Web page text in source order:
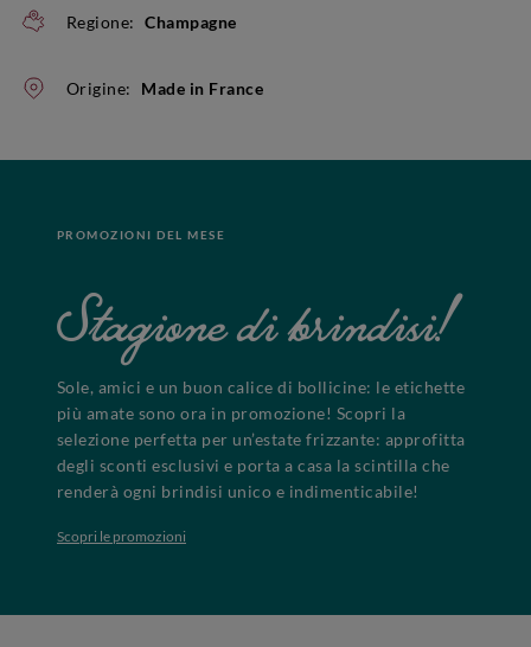
Regione: Champagne
Origine: Made in France
PROMOZIONI DEL MESE
Stagione di brindisi!
Sole, amici e un buon calice di bollicine: le etichette
più amate sono ora in promozione! Scopri la
selezione perfetta per un’estate frizzante: approfitta
degli sconti esclusivi e porta a casa la scintilla che
renderà ogni brindisi unico e indimenticabile!
Scopri le promozioni